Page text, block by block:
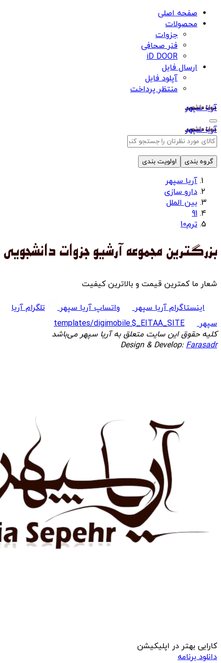
صفحه اصلی
محصولات
جزوات
فنر صحافی
iD DOOR
ارسال فایل
آپلود فایل
منتظر پرداخت
آریا سپهر
آریا سپهر
گروه بندی اولویت بندی
آریا سپهر
دارو سازی
بین الملل
91
ترم10
شعار ما کمترین قیمت و بالاترین کیفیت
اینستاگرام آریا سپهر واتساپ آریا سپهر
تلگرام آریا
سپهر
templates/digimobile.$_EITAA_SITE
کلیه حقوق این سایت متعلق به آریا سپهر می‌باشد
Design & Develop:Farasadr
کارایی بهتر در اپلیکیشن
دانلود برنامه